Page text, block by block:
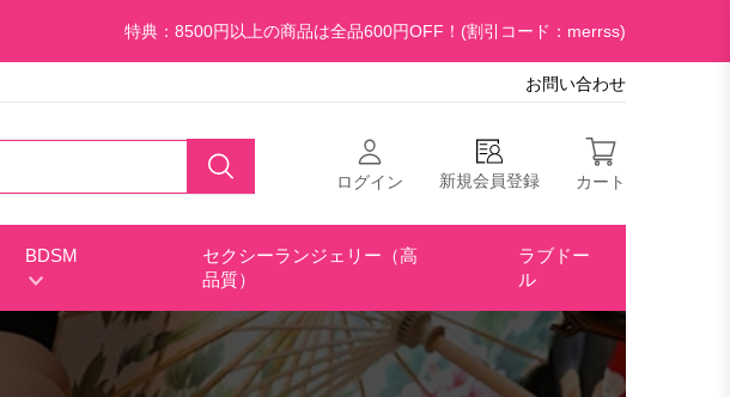
特典：8500円以上の商品は全品600円OFF！(割引コード：merrss)
お問い合わせ
ログイン 新規会員登録 カート
BDSM
セクシーランジェリー（高
品質）
ラブドー
ル